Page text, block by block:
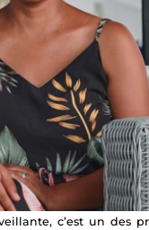
c’est un des